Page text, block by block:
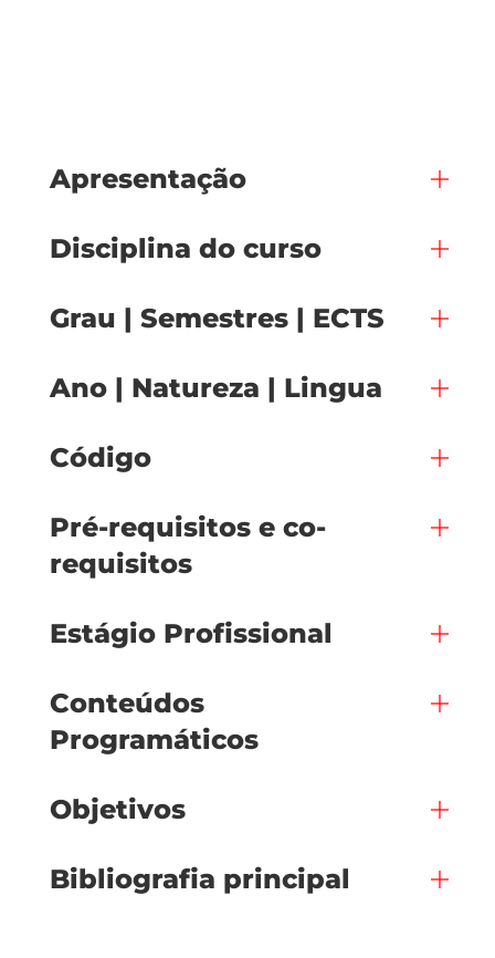
Apresentação
Disciplina do curso
Grau | Semestres | ECTS
Ano | Natureza | Lingua
Código
Pré-requisitos e co-
requisitos
Estágio Profissional
Conteúdos
Programáticos
Objetivos
Bibliografia principal